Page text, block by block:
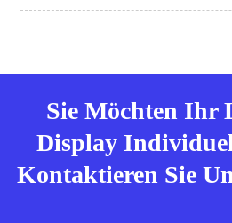
Sie Möchten Ihr
Display
Kontaktieren Sie